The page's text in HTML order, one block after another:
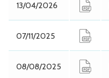
13/04/2026
07/11/2025
08/08/2025